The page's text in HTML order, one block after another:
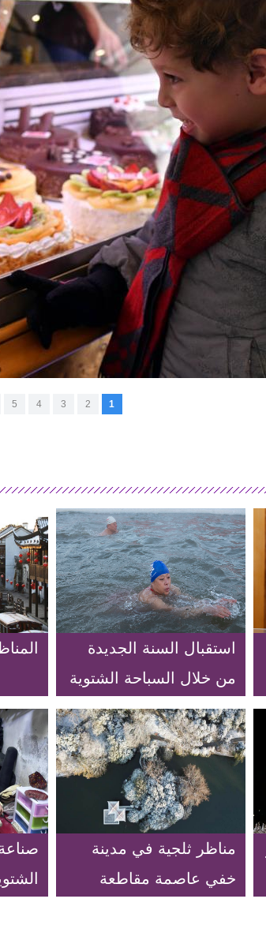
1
2
3
4
5
استقبال السنة الجديدة
من خلال السباحة الشتوية
في مدينة هاربين بشمال
شرقي الصين
مناظر ثلجية في مدينة
خفي عاصمة مقاطعة